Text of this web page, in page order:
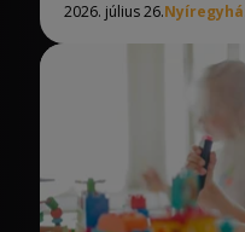
2026. július 26.